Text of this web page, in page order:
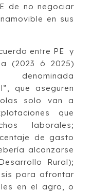
de no negociar
en sus
entre PE y
(2023 ó 2025)
que aseguren
solo van a
que
laborales;
de gasto
alcanzarse
Rural);
para afrontar
en el agro, o